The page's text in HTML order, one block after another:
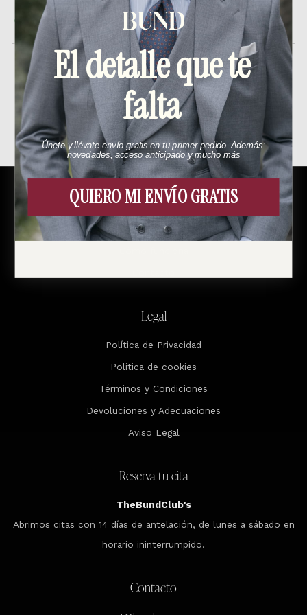
En stock
Productos relacionados
Menú
Esto es Bund
Legal
Política de Privacidad
Politica de cookies
Términos y Condiciones
Devoluciones y Adecuaciones
Aviso Legal
Reserva tu cita
TheBundClub's
Abrimos citas con 14 días de antelación, de lunes a sábado en
horario ininterrumpido.
Contacto
El detalle que te
falta
Únete y llévate envío gratis en tu primer pedido. Además:
novedades, acceso anticipado y mucho más
QUIERO MI ENVÍO GRATIS